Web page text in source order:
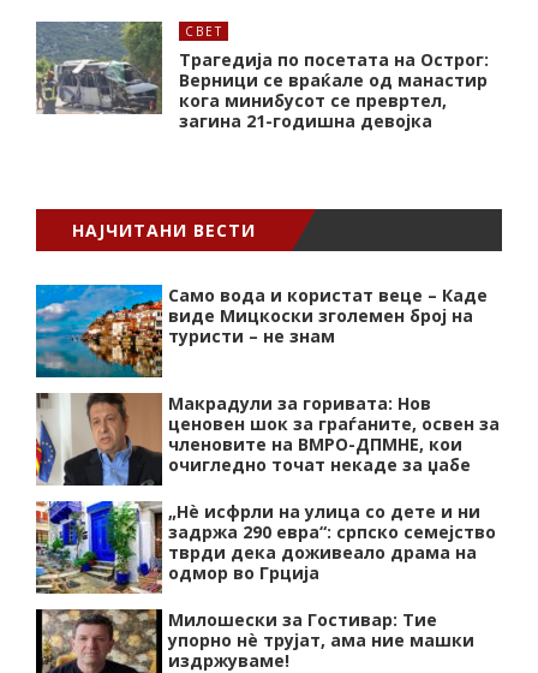
СВЕТ
Трагедија по посетата на Острог:
Верници се враќале од манастир
кога минибусот се превртел,
загина 21-годишна девојка
НАЈЧИТАНИ ВЕСТИ
Само вода и користат веце – Каде
виде Мицкоски зголемен број на
туристи – не знам
Макрадули за горивата: Нов
ценовен шок за граѓаните, освен за
членовите на ВМРО-ДПМНЕ, кои
очигледно точат некаде за џабе
„Нѐ исфрли на улица со дете и ни
задржа 290 евра“: српско семејство
тврди дека доживеало драма на
одмор во Грција
Милошески за Гостивар: Тие
упорно нѐ трујат, ама ние машки
издржуваме!